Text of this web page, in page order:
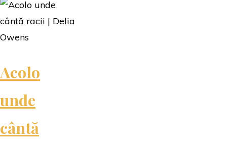
Condruz"
Acolo
unde
cântă